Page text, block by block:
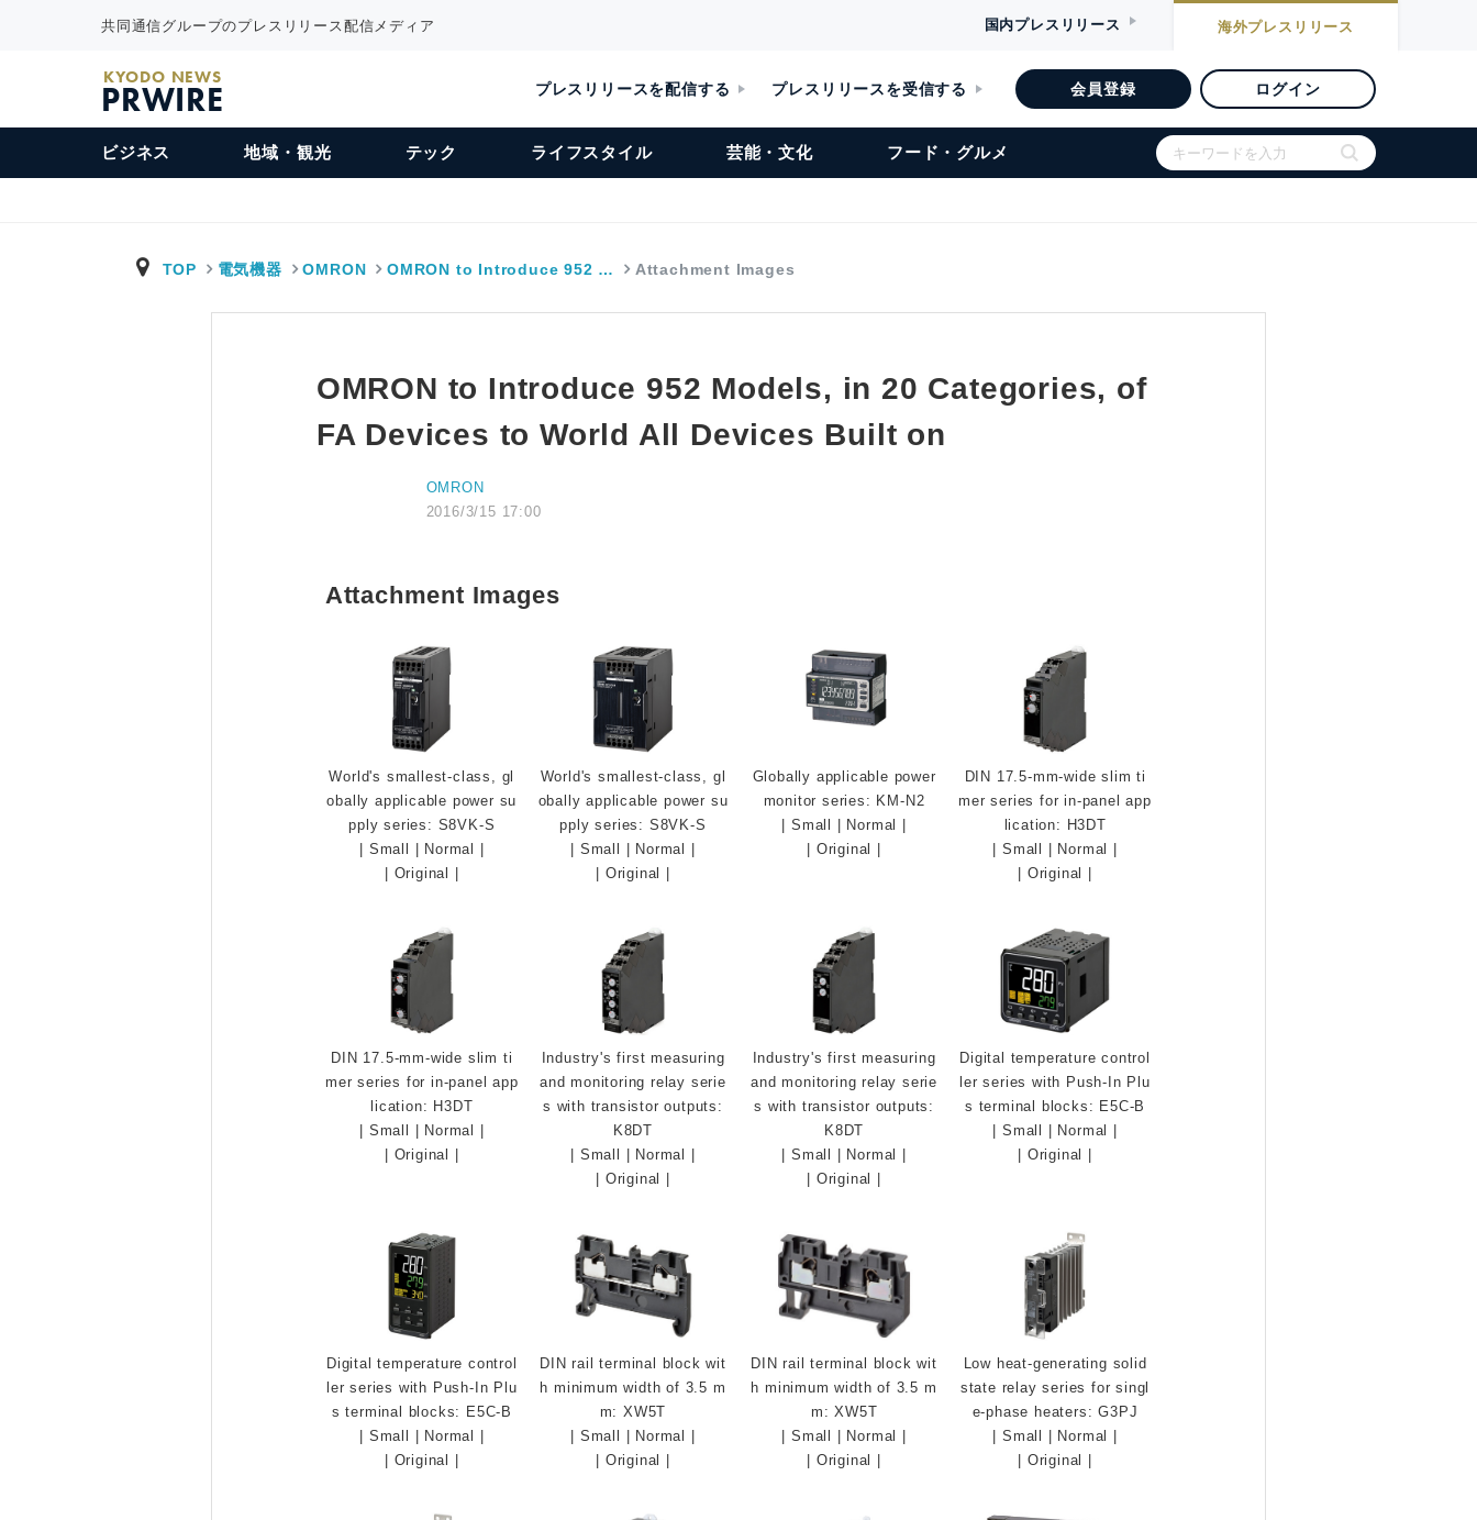
共同通信グループのプレスリリース配信メディア 国内プレスリリース 海外プレスリリース
KYODO NEWS
PRWIRE プレスリリースを配信する プレスリリースを受信する 会員登録 ログイン
ビジネス 地域・観光 テック ライフスタイル 芸能・文化 フード・グルメ
TOP 電気機器 OMRON OMRON to Introduce 952 … Attachment Images
OMRON to Introduce 952 Models, in 20 Categories, of
FA Devices to World All Devices Built on
OMRON
2016/3/15 17:00
Attachment Images
World's smallest-class, gl
obally applicable power su
pply series: S8VK-S
Small Normal
Original
World's smallest-class, gl
obally applicable power su
pply series: S8VK-S
Small Normal
Original
Globally applicable power
monitor series: KM-N2
Small Normal
Original
DIN 17.5-mm-wide slim ti
mer series for in-panel app
lication: H3DT
Small Normal
Original
DIN 17.5-mm-wide slim ti
mer series for in-panel app
lication: H3DT
Small Normal
Original
Industry's first measuring
and monitoring relay serie
s with transistor outputs:
K8DT
Small Normal
Original
Industry's first measuring
and monitoring relay serie
s with transistor outputs:
K8DT
Small Normal
Original
Digital temperature control
ler series with Push-In Plu
s terminal blocks: E5C-B
Small Normal
Original
Digital temperature control
ler series with Push-In Plu
s terminal blocks: E5C-B
Small Normal
Original
DIN rail terminal block wit
h minimum width of 3.5 m
m: XW5T
Small Normal
Original
DIN rail terminal block wit
h minimum width of 3.5 m
m: XW5T
Small Normal
Original
Low heat-generating solid
state relay series for singl
e-phase heaters: G3PJ
Small Normal
Original